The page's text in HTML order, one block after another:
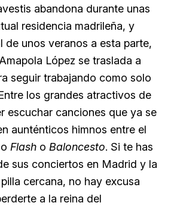
abandona durante unas
residencia madrileña, y
de unos veranos a esta parte,
Amapola López se traslada a
seguir trabajando como solo
los grandes atractivos de
escuchar canciones que ya se
aunténticos himnos entre el
Flash o Baloncesto. Si te has
sus conciertos en Madrid y la
cercana, no hay excusa
a la reina del